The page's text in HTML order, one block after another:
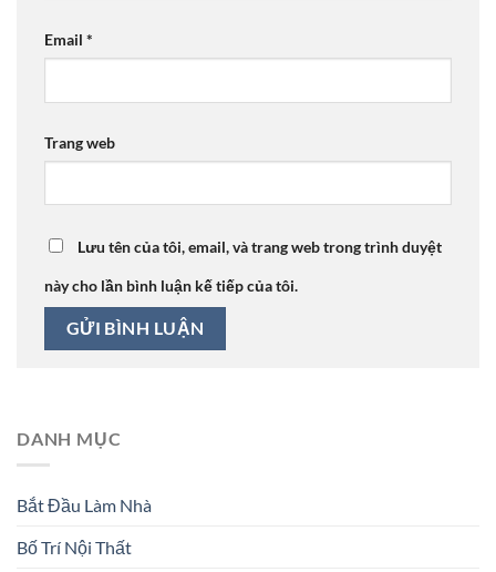
Email *
Trang web
Lưu tên của tôi, email, và trang web trong trình duyệt
này cho lần bình luận kế tiếp của tôi.
DANH MỤC
Bắt Đầu Làm Nhà
Bố Trí Nội Thất